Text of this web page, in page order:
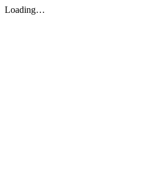
Loading…